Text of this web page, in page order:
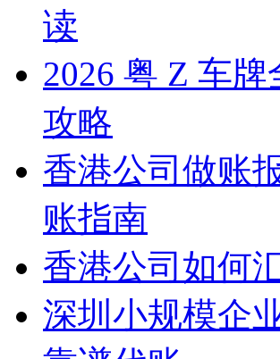
读
2026 粤 Z 车
攻略
香港公司做账
账指南
香港公司如何
深圳小规模企